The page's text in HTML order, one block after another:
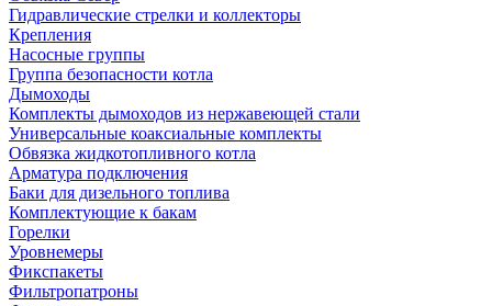
Гидравлические стрелки и коллекторы
Крепления
Насосные группы
Группа безопасности котла
Дымоходы
Комплекты дымоходов из нержавеющей стали
Универсальные коаксиальные комплекты
Обвязка жидкотопливного котла
Арматура подключения
Баки для дизельного топлива
Комплектующие к бакам
Горелки
Уровнемеры
Фикспакеты
Фильтропатроны